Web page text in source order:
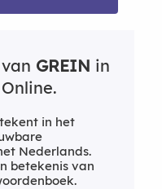
GREIN in
in het
Nederlands.
betekenis van